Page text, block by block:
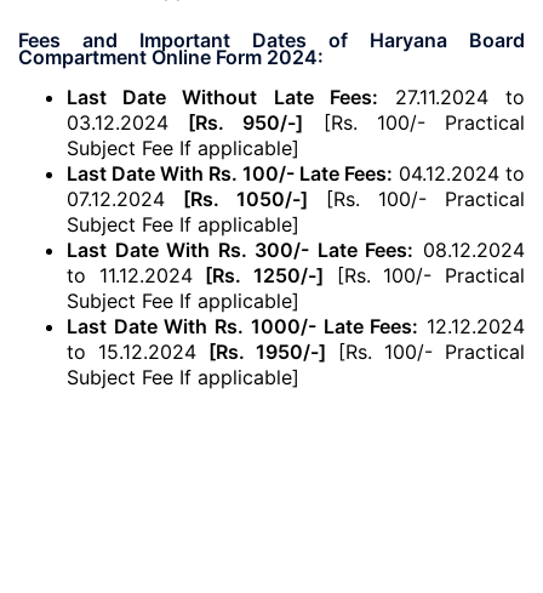
Fees and Important Dates of Haryana Board
Compartment Online Form 2024:
Last Date Without Late Fees: 27.11.2024 to
03.12.2024
[Rs. 950/-] [Rs. 100/- Practical
Subject Fee If applicable]
Last Date With Rs. 100/- Late Fees: 04.12.2024 to
07.12.2024
[Rs. 1050/-] [Rs. 100/- Practical
Subject Fee If applicable]
Last Date With Rs. 300/- Late Fees: 08.12.2024
to 11.12.2024
[Rs. 1250/-] [Rs. 100/- Practical
Subject Fee If applicable]
Last Date With Rs. 1000/- Late Fees: 12.12.2024
to 15.12.2024
[Rs. 1950/-] [Rs. 100/- Practical
Subject Fee If applicable]